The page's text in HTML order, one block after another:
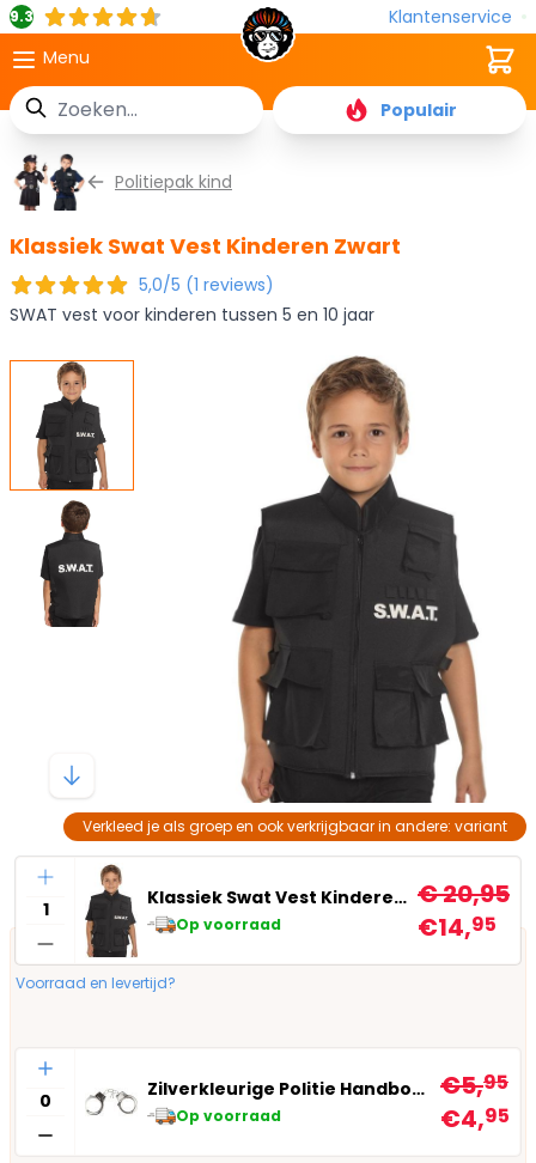
9.3
Klantenservice
Menu
Zoek
Populair
Cart
Politiepak kind
Klassiek Swat Vest Kinderen Zwart
5,0/5 (1 reviews)
SWAT vest voor kinderen tussen 5 en 10 jaar
Verkleed je als groep en ook verkrijgbaar in andere: variant
Aantal
Klassiek Swat Vest Kinderen Zwart
Op voorraad
€ 20,95
€14,95
Voorraad en levertijd?
Aantal
Zilverkleurige Politie Handboeien
Op voorraad
€5,95
€4,95